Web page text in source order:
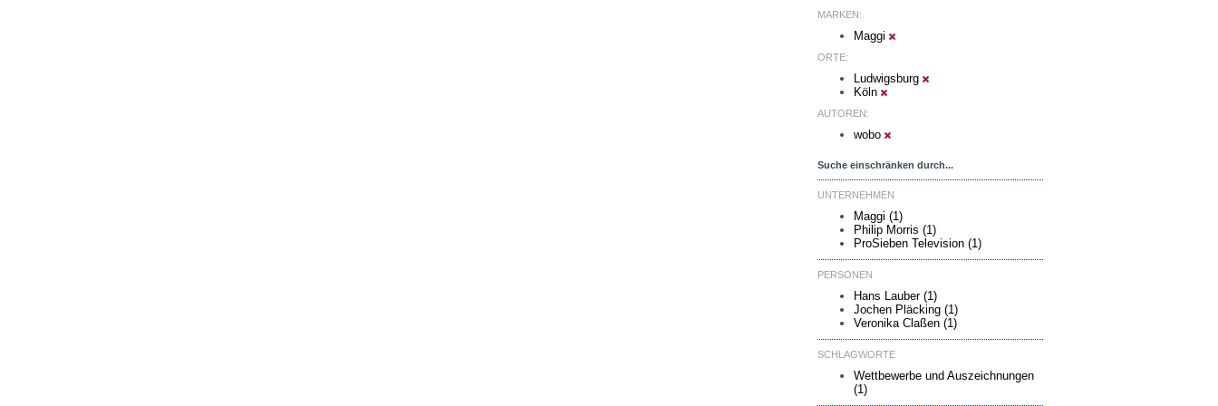
MARKEN:
Maggi
ORTE:
Ludwigsburg
Köln
AUTOREN:
wobo
Suche einschränken durch...
UNTERNEHMEN
Maggi (1)
Philip Morris (1)
ProSieben Television (1)
PERSONEN
Hans Lauber (1)
Jochen Pläcking (1)
Veronika Claßen (1)
SCHLAGWORTE
Wettbewerbe und Auszeichnungen
(1)